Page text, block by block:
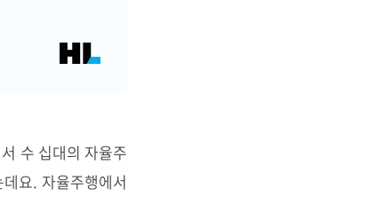
수 십대의 자율주
요. 자율주행에서